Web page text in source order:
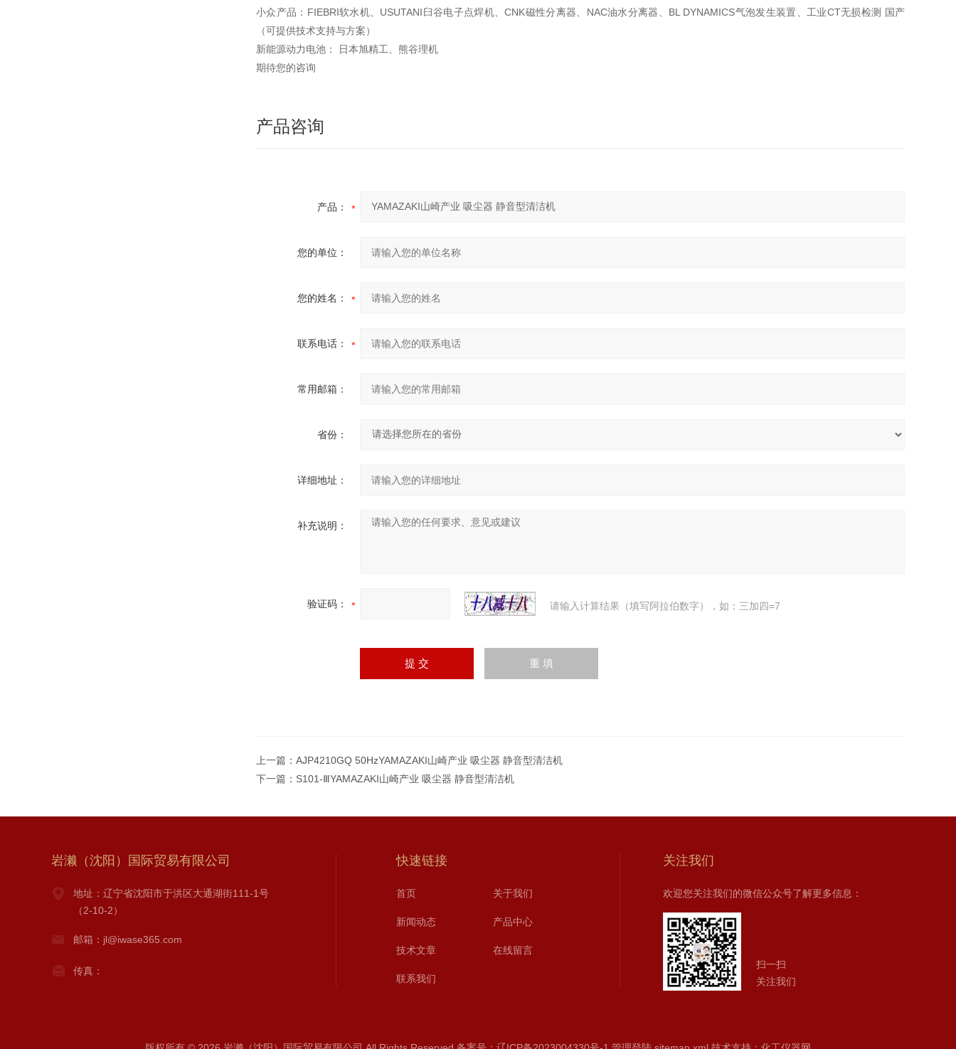
小众产品：FIEBRI软水机、USUTANI臼谷电子点焊机、CNK磁性分离器、NAC油水分离器、BL DYNAMICS气泡发生装置、工业CT无损检测 国产
（可提供技术支持与方案）
新能源动力电池： 日本旭精工、熊谷理机
期待您的咨询
产品咨询
产品：
您的单位：
您的姓名：
联系电话：
常用邮箱：
省份：
详细地址：
补充说明：
验证码： 请输入计算结果（填写阿拉伯数字），如：三加四=7
上一篇： AJP4210GQ 50HzYAMAZAKI山崎产业 吸尘器 静音型清洁机
下一篇： S101-ⅢYAMAZAKI山崎产业 吸尘器 静音型清洁机
岩濑（沈阳）国际贸易有限公司
地址：辽宁省沈阳市于洪区大通湖街111-1号
（2-10-2）
邮箱：jl@iwase365.com
传真：
快速链接
首页 关于我们
新闻动态 产品中心
技术文章 在线留言
联系我们
关注我们
欢迎您关注我们的微信公众号了解更多信息：
扫一扫
关注我们